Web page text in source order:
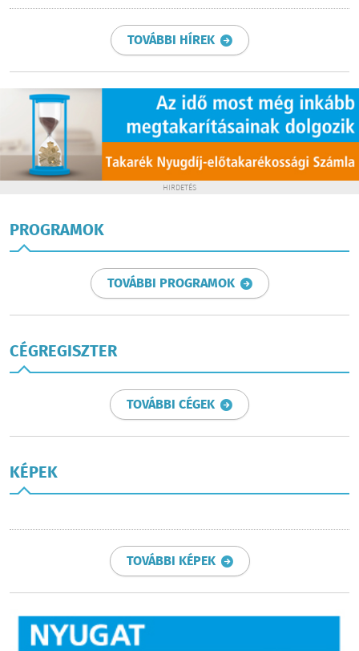
TOVÁBBI HÍREK
HIRDETÉS
PROGRAMOK
TOVÁBBI PROGRAMOK
CÉGREGISZTER
TOVÁBBI CÉGEK
KÉPEK
TOVÁBBI KÉPEK